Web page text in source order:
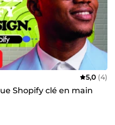
5,0 (4)
Shopify clé en main